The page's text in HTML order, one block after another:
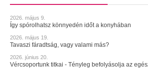
2026. május 9.
Így spórolhatsz könnyedén időt a konyhában
2026. május 19.
Tavaszi fáradtság, vagy valami más?
2026. június 20.
Vércsoportunk titkai - Tényleg befolyásolja az